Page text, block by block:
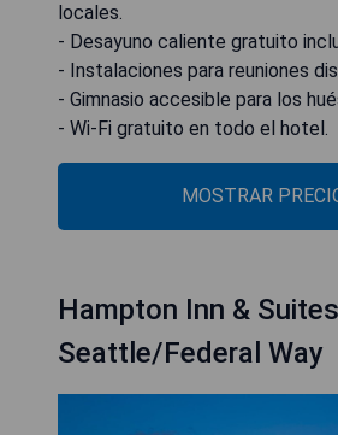
locales.
- Desayuno caliente gratuito
- Instalaciones para reuniones
- Gimnasio accesible para los
- Wi-Fi gratuito en todo el hotel.
MOSTRAR
Hampton Inn & Suites
Seattle/Federal Way